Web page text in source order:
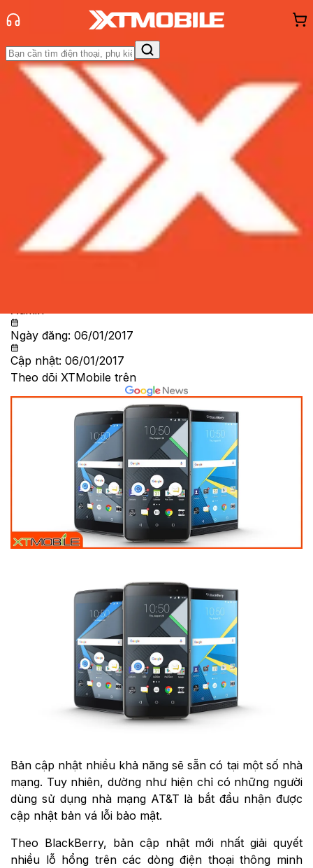
Trang chủ
Tin tức
Tin Mới
Đánh Giá - Trên TaySo Sánh Tư vấnKhuyến
Hỏi đáp App - Game Thông báo
hàng - Sự kiện
BlackBerry tiếp tục dẫn đầu các
OEMs khi tung ra bản cập nhật vá
lỗi tháng 1 dành cho các thiết bị
Admin
Ngày đăng: 06/01/2017
Cập nhật: 06/01/2017
Theo dõi XTMobile trên
Bản cập nhật nhiều khả năng sẽ sẵn có tại một số nhà
mạng. Tuy nhiên, dường như hiện chỉ có những người
dùng sử dụng nhà mạng AT&T là bắt đầu nhận được
cập nhật bản vá lỗi bảo mật.
Theo BlackBerry, bản cập nhật mới nhất giải quyết
nhiều lỗ hổng trên các dòng điện thoại thông minh